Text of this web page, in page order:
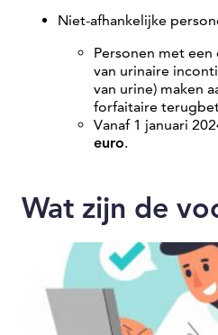
Niet-afhankelijke
Personen met
van urinaire
van urine) maken
forfaitaire
Vanaf 1 januari
euro.
Wat zijn de